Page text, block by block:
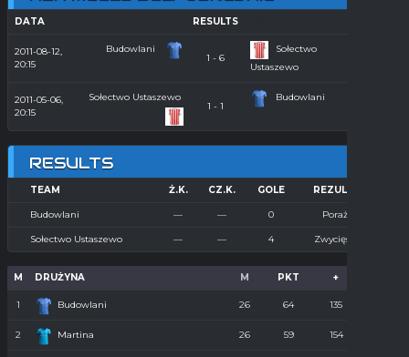
DATA RESULTS
2011-08-12,
20:15
Budowlani
1 - 6
Sołectwo
Ustaszewo
2011-05-06,
20:15
Sołectwo Ustaszewo
1 - 1
Budowlani
RESULTS
TEAM Ż.K. CZ.K. GOLE REZULTAT
Budowlani — — 0 Porażka
Sołectwo Ustaszewo — — 4 Zwycięstwo
M DRUŻYNA M PKT +
1 Budowlani 26 64 135
2 Martina 26 59 154